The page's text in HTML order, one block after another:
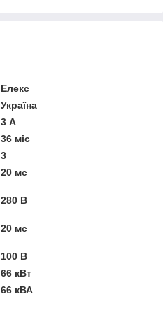
Елекс
Україна
3 А
36 міс
3
20 мс
280 В
20 мс
100 В
66 кВт
66 кВА